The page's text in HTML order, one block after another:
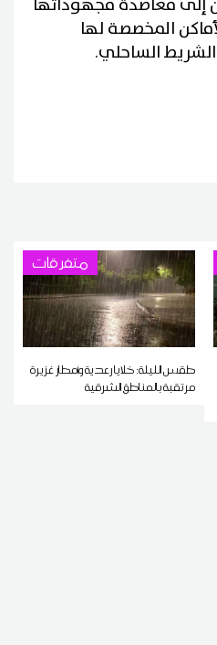
المخصصة لها
الساحلي.
متفرقات
طقس الليلة: خلايا رعدية وأمطار غزيرة
مرتقبة بالمناطق الشرقية